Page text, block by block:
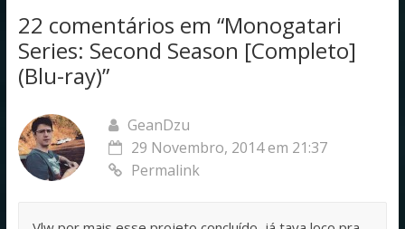
22 comentários em “Monogatari
Series: Second Season [Completo]
(Blu-ray)”
GeanDzu
29 Novembro, 2014 em 21:37
Permalink